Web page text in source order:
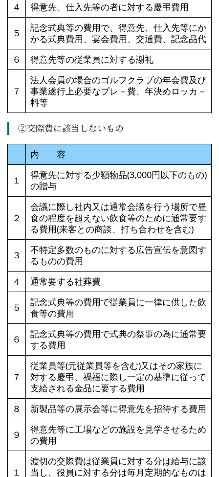
４
得意先、仕入先等の者に対する慶弔費用
５
記念式典等の費用で、得意先、仕入先等にか
かる式典費用、宴会費用、交通費、記念品代
６
得意先等の従業員に対する謝礼
７
法人会員の場合のゴルフクラブの年会費及び
事業遂行上必要なプレ－費、年決めロッカ－
料等
➁交際費に該当しないもの
内 容
１
得意先に対する少額物品(3,000円以下のもの)
の贈与
２
会議に際し社内又は通常会議を行う場所で昼
食の程度を超えない飲食等のために通常要す
る費用(来客との商談、打ち合わせを含む)
３
不特定多数のものに対する広告宣伝を意図す
るものの費用
４
通常要する社葬費
５
記念式典等の費用で従業員に一律に供した飲
食等の費用
６
記念式典等の費用で式典の祭事の為に通常要
する費用
７
従業員等(元従業員等を含む)又はその家族に
対する慶弔、禍福に際し一定の基準に従って
支給される金品に要する費用
８
新製品等の展示会等に得意先を招待する費用
９
得意先等に工場などの施設を見学させるため
の費用
１
渡切の交際費は従業員に対する分は給与に該
当し、役員に対する分は毎月定期的なものは